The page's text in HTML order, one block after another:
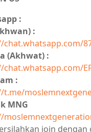
:
:
(Akhwat) :
:
t.me/
MNG
join dengan